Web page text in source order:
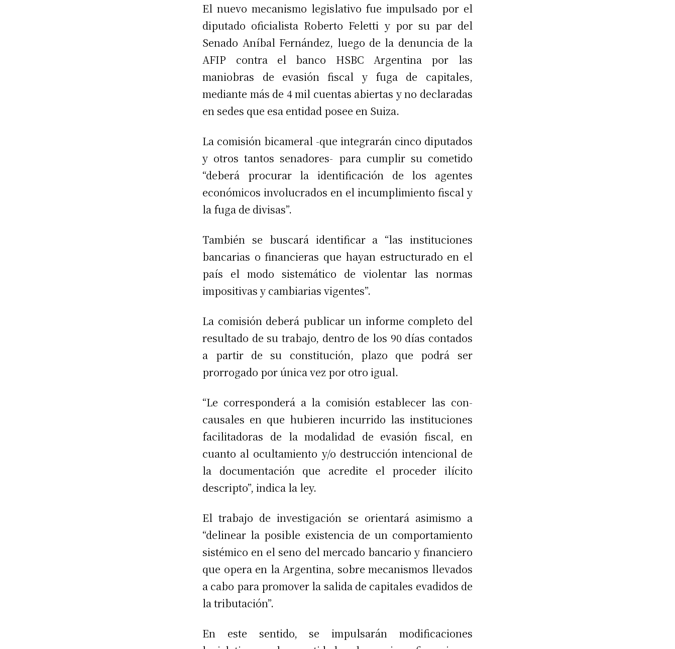
El nuevo mecanismo legislativo fue impulsado por el
diputado oficialista Roberto Feletti y por su par del
Senado Aníbal Fernández, luego de la denuncia de la
AFIP contra el banco HSBC Argentina por las
maniobras de evasión fiscal y fuga de capitales,
mediante más de 4 mil cuentas abiertas y no declaradas
en sedes que esa entidad posee en Suiza.
La comisión bicameral -que integrarán cinco diputados
y otros tantos senadores- para cumplir su cometido
“deberá procurar la identificación de los agentes
económicos involucrados en el incumplimiento fiscal y
la fuga de divisas”.
También se buscará identificar a “las instituciones
bancarias o financieras que hayan estructurado en el
país el modo sistemático de violentar las normas
impositivas y cambiarias vigentes”.
La comisión deberá publicar un informe completo del
resultado de su trabajo, dentro de los 90 días contados
a partir de su constitución, plazo que podrá ser
prorrogado por única vez por otro igual.
“Le corresponderá a la comisión establecer las con-
causales en que hubieren incurrido las instituciones
facilitadoras de la modalidad de evasión fiscal, en
cuanto al ocultamiento y/o destrucción intencional de
la documentación que acredite el proceder ilícito
descripto”, indica la ley.
El trabajo de investigación se orientará asimismo a
“delinear la posible existencia de un comportamiento
sistémico en el seno del mercado bancario y financiero
que opera en la Argentina, sobre mecanismos llevados
a cabo para promover la salida de capitales evadidos de
la tributación”.
En este sentido, se impulsarán modificaciones